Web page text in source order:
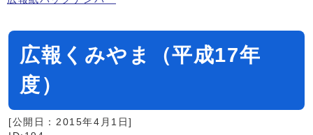
広報くみやま（平成17年
度）
[公開日：2015年4月1日]